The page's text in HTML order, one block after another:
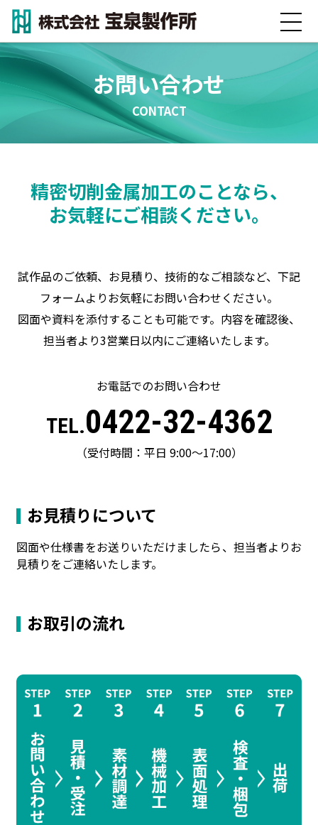
私たちの強み
事業内容
技術・設備紹介
会社情報
採用情報
お問い合わせ
CONTACT
精密切削金属加工のことなら、
お気軽にご相談ください。
試作品のご依頼、お見積り、技術的なご相談など、下記
フォームよりお気軽にお問い合わせください。
図面や資料を添付することも可能です。内容を確認後、
担当者より3営業日以内にご連絡いたします。
お電話でのお問い合わせ
TEL.0422-32-4362
（受付時間：平日 9:00〜17:00）
お見積りについて
図面や仕様書をお送りいただけましたら、担当者よりお
見積りをご連絡いたします。
お取引の流れ